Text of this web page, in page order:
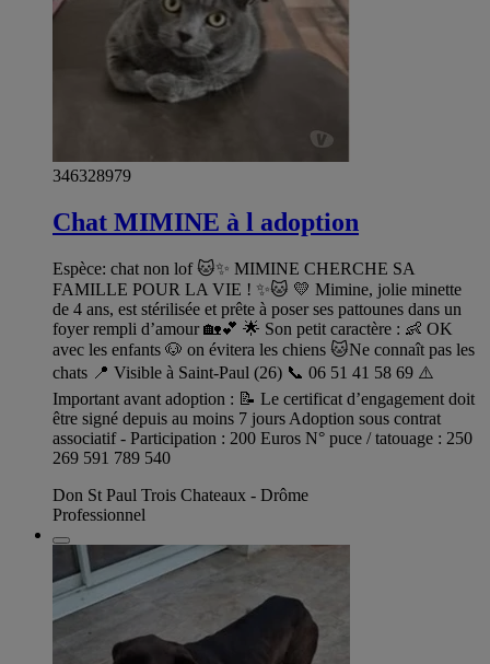
346328979
Chat MIMINE à l adoption
Espèce: chat non lof 🐱✨ MIMINE CHERCHE SA
FAMILLE POUR LA VIE ! ✨🐱 💛 Mimine, jolie minette
de 4 ans, est stérilisée et prête à poser ses pattounes dans un
foyer rempli d’amour 🏡💕 🌟 Son petit caractère : 👶 OK
avec les enfants 🐶 on évitera les chiens 🐱Ne connaît pas les
chats 📍 Visible à Saint-Paul (26) 📞 06 51 41 58 69 ⚠️
Important avant adoption : 📝 Le certificat d’engagement doit
être signé depuis au moins 7 jours Adoption sous contrat
associatif - Participation : 200 Euros N° puce / tatouage : 250
269 591 789 540
Don St Paul Trois Chateaux - Drôme
Professionnel